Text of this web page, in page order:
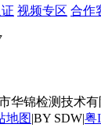
视频专区 合作
华锦检测技术
地图|BY SDW|粤